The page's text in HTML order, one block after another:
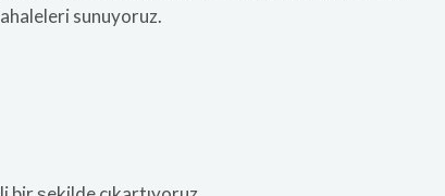
sunuyoruz.